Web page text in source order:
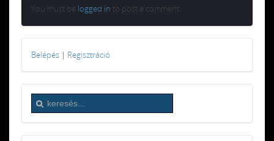
You must be logged in to post a comment.
Belépés | Regisztráció